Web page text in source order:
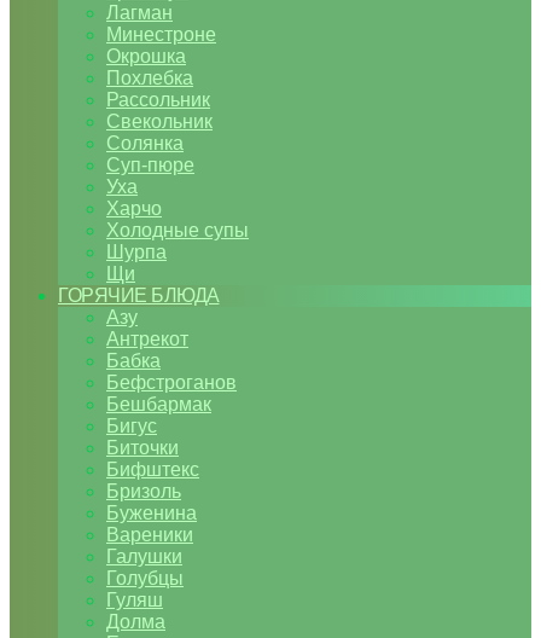
Лагман
Минестроне
Окрошка
Похлебка
Рассольник
Свекольник
Солянка
Суп-пюре
Уха
Харчо
Холодные супы
Шурпа
Щи
ГОРЯЧИЕ БЛЮДА
Азу
Антрекот
Бабка
Бефстроганов
Бешбармак
Бигус
Биточки
Бифштекс
Бризоль
Буженина
Вареники
Галушки
Голубцы
Гуляш
Долма